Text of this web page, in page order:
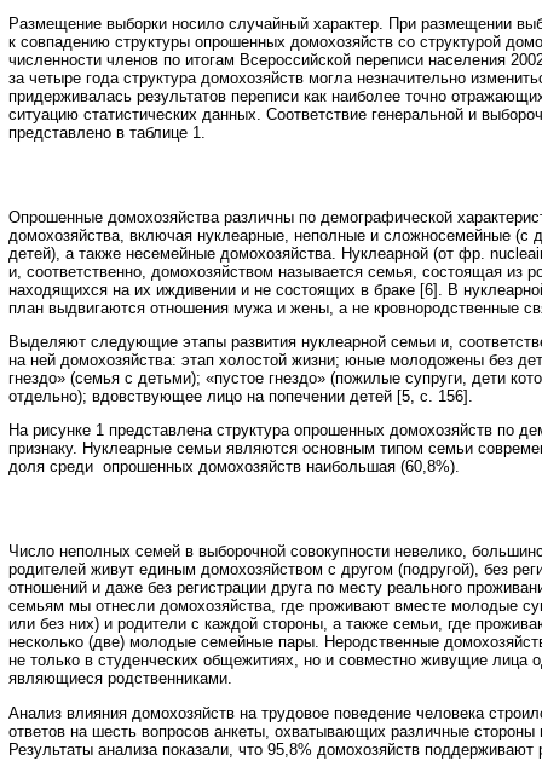
Размещение выборки носило случайный характер. При размещении
к совпадению структуры опрошенных домохозяйств со структурой
численности членов по итогам Всероссийской переписи населения
за четыре года структура домохозяйств могла незначительно
придерживалась результатов переписи как наиболее точно
ситуацию статистических данных. Соответствие генеральной и
представлено в таблице 1.
Опрошенные домохозяйства различны по демографической
домохозяйства, включая нуклеарные, неполные и сложносемейные (с
детей), а также несемейные домохозяйства. Нуклеарной (от фр.
и, соответственно, домохозяйством называется семья, состоящая из
находящихся на их иждивении и не состоящих в браке [6]. В
план выдвигаются отношения мужа и жены, а не кровнородственные
Выделяют следующие этапы развития нуклеарной семьи и,
на ней домохозяйства: этап холостой жизни; юные молодожены без
гнездо» (семья с детьми); «пустое гнездо» (пожилые супруги, дети
отдельно); вдовствующее лицо на попечении детей [5, с. 156].
На рисунке 1 представлена структура опрошенных домохозяйств по
признаку. Нуклеарные семьи являются основным типом семьи
доля среди опрошенных домохозяйств наибольшая (60,8%).
Число неполных семей в выборочной совокупности невелико,
родителей живут единым домохозяйством с другом (подругой), без
отношений и даже без регистрации друга по месту реального
семьям мы отнесли домохозяйства, где проживают вместе молодые
или без них) и родители с каждой стороны, а также семьи, где
несколько (две) молодые семейные пары. Неродственные
не только в студенческих общежитиях, но и совместно живущие лица
являющиеся родственниками.
Анализ влияния домохозяйств на трудовое поведение человека
ответов на шесть вопросов анкеты, охватывающих различные стороны
Результаты анализа показали, что 95,8% домохозяйств поддерживают